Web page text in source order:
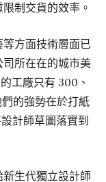
制交貨的效率。
方面技術層面已
所在在的城市美
工廠只有 300、
的強勢在於打紙
計師草圖落實到
生代獨立設計師